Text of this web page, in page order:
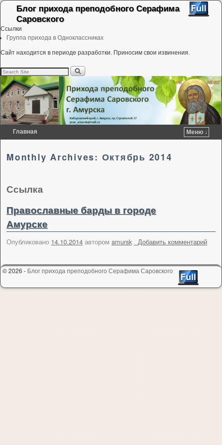
Блог прихода преподобного Серафима
Саровского
Ссылки
Группа прихода в Одноклассниках
Сайт находится в периоде разработки. Приносим свои извинения.
Главная
Меню ↓
Monthly Archives: Октябрь 2014
Ссылка
Православные барды в городе
Амурске
Опубликовано 14.10.2014 автором amursk Добавить комментарий
© 2026 - Блог прихода преподобного Серафима Саровского